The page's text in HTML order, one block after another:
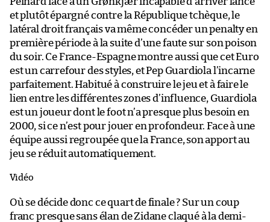
et plutôt épargné contre la République tchèque, le
latéral droit français va même concéder un penalty en
première période à la suite d’une faute sur son poison
du soir. Ce France-Espagne montre aussi que cet Euro
est un carrefour des styles, et Pep Guardiola l’incarne
parfaitement. Habitué à construire le jeu et à faire le
lien entre les différentes zones d’influence, Guardiola
est un joueur dont le foot n’a presque plus besoin en
2000, si ce n’est pour jouer en profondeur. Face à une
équipe aussi regroupée que la France, son apport au
jeu se réduit automatiquement.
Vidéo
Où se décide donc ce quart de finale ? Sur un coup
franc presque sans élan de Zidane claqué à la demi-